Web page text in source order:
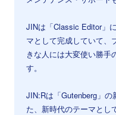
JINは「Classic Editor」
マとして完成していて、
きな人には大変使い勝手
す。
JIN:Rは「Gutenberg」の
た、新時代のテーマとし